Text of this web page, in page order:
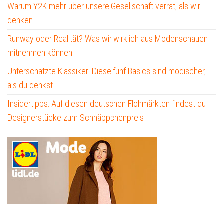
Warum Y2K mehr über unsere Gesellschaft verrät, als wir
denken
Runway oder Realität? Was wir wirklich aus Modenschauen
mitnehmen können
Unterschätzte Klassiker: Diese fünf Basics sind modischer,
als du denkst
Insidertipps: Auf diesen deutschen Flohmärkten findest du
Designerstücke zum Schnäppchenpreis